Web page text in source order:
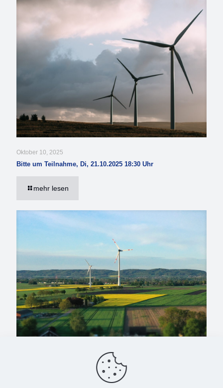
Oktober 10, 2025
Bitte um Teilnahme, Di, 21.10.2025 18:30 Uhr
mehr lesen